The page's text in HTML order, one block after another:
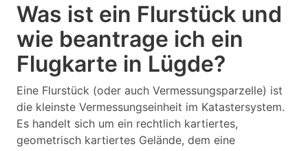
Was ist ein Flurstück und
wie beantrage ich ein
Flugkarte in Lügde?
Eine Flurstück (oder auch Vermessungsparzelle) ist
die kleinste Vermessungseinheit im Katastersystem.
Es handelt sich um ein rechtlich kartiertes,
geometrisch kartiertes Gelände, dem eine